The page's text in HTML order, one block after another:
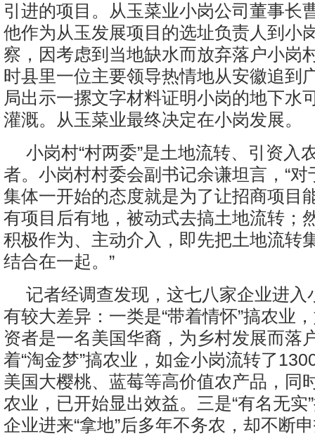
引进的项目。从玉菜业小岗公司董事长
他作为从玉发展项目的选址负责人到小
察，因考虑到当地缺水而放弃落户小岗
时县里一位主要领导热情地从安徽追到
局出示一摞文字材料证明小岗的地下水
灌溉。从玉菜业最终决定在小岗发展。
小岗村“村两委”是土地流转、引资入
者。小岗村村委会副书记余谦坦言，“
集体一开始的态度就是为了让招商项目
有项目后有地，被动式去搞土地流转；
积极作为、主动介入，即先把土地流转
结合在一起。”
记者经调查发现，这七八家企业进入
有较大差异：一类是“带着情怀”搞农业
资者是一名美国华裔，为乡村发展而落
着“淘金梦”搞农业，如金小岗流转了
美国大樱桃、蓝莓等高价值农产品，同
农业，已开始显出效益。三是“有名无实
企业进来“拿地”后多年不务农，却不断